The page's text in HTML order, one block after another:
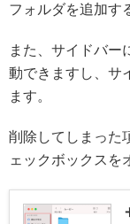
フォルダを追加す
また、サイドバー
動できますし、サ
ます。
削除してしまった
ェックボックスを